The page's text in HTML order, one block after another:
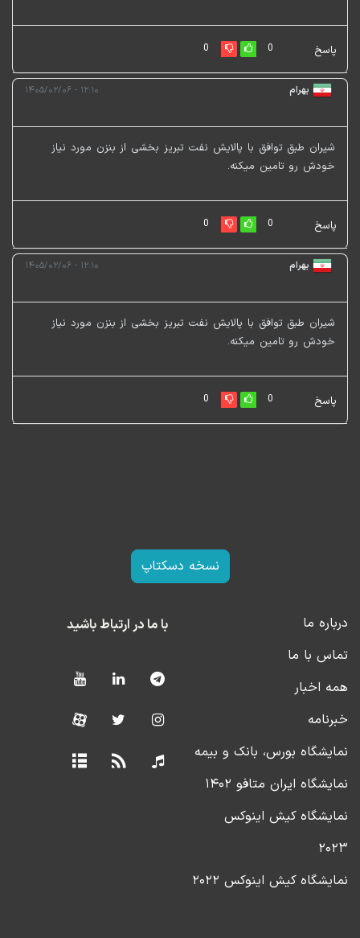
پاسخ 0
0
بهرام ۱۲:۱۰ - ۱۴۰۵/۰۲/۰۶
شیران طبق توافق با پالایش نفت تبریز بخشی از بنزن مورد نیاز
خودش رو تامین میکنه.
پاسخ 0
0
بهرام ۱۲:۱۰ - ۱۴۰۵/۰۲/۰۶
شیران طبق توافق با پالایش نفت تبریز بخشی از بنزن مورد نیاز
خودش رو تامین میکنه.
پاسخ 0
0
نسخه دسکتاپ
درباره ما
تماس با ما
همه اخبار
خبرنامه
نمایشگاه بورس، بانک و بیمه
نمایشگاه ایران متافو ۱۴۰۲
نمایشگاه کیش اینوکس
۲۰۲۳
نمایشگاه کیش اینوکس ۲۰۲۲
با ما در ارتباط باشید